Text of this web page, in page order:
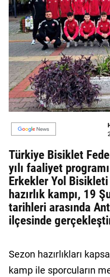
MAGAZİN
GALERİ
VİDEO
YAZARLAR
BİZE
ULAŞIN
Künye
Gizlilik
Politikası
Türkiye Bisiklet
yılı faaliyet
Erkekler Yol Bisikleti
hazırlık kampı, 19
tarihleri arasında
ilçesinde
Sezon hazırlıkları
kamp ile sporcuların